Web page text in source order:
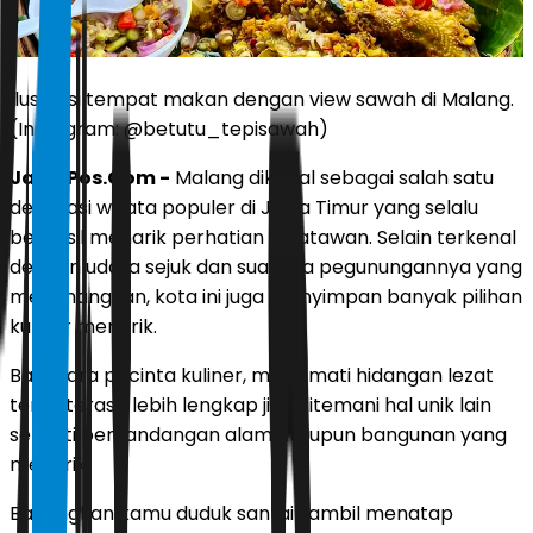
Ilustrasi tempat makan dengan view sawah di Malang.
(Instagram: @betutu_tepisawah)
JawaPos.Com - Malang dikenal sebagai salah satu
destinasi wisata populer di Jawa Timur yang selalu
berhasil menarik perhatian wisatawan. Selain terkenal
dengan udara sejuk dan suasana pegunungannya yang
menenangkan, kota ini juga menyimpan banyak pilihan
kuliner menarik.
Bagi para pecinta kuliner, menikmati hidangan lezat
tentu terasa lebih lengkap jika ditemani hal unik lain
seperti pemandangan alam ataupun bangunan yang
menarik.
Bayangkan kamu duduk santai sambil menatap